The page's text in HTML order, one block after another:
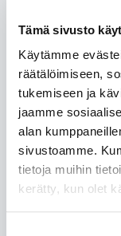
Tämä sivusto
Käytämme
räätälöimiseen,
tukemiseen ja
jaamme
alan
sivustoamme.
tietoja muihin
kerätty, kun olet
Feedback
tarkoittaa
Pohdinnoissa
mahdollisuuksia
että lukija tuntee
mihin sillä
kiertotalouteen,